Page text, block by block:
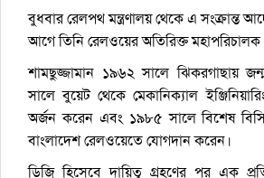
বুধবার রেলপথ মন্ত্রণালয় থেকে এ সংক্রান্ত
আগে তিনি রেলওয়ের অতিরিক্ত
শামছুজ্জামান ১৯৬২ সালে ঝিকরগাছায়
সালে বুয়েট থেকে মেকানিক্যাল
অর্জন করেন এবং ১৯৮৫ সালে বিশেষ
বাংলাদেশ রেলওয়েতে যোগদান করেন।
ডিজি হিসেবে দায়িত্ব গ্রহণের পর এক